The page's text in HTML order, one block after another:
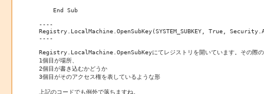
    End Sub
----
Registry.LocalMachine.OpenSubKey(SYSTEM_SUBKEY, True,
----
Registry.LocalMachine.OpenSubKeyにてレジストリを開いています。その際
1個目が場所、
2個目が書き込むかどうか
3個目がそのアクセス権を表しているような形